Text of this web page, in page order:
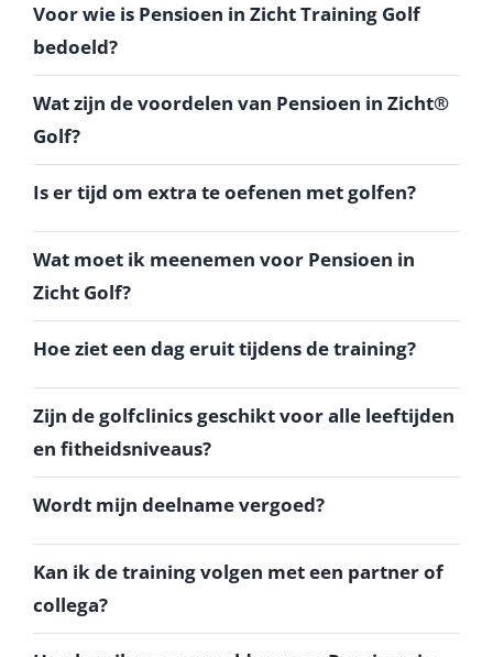
Voor wie is Pensioen in Zicht Training Golf
bedoeld?
Wat zijn de voordelen van Pensioen in Zicht®
Golf?
Is er tijd om extra te oefenen met golfen?
Wat moet ik meenemen voor Pensioen in
Zicht Golf?
Hoe ziet een dag eruit tijdens de training?
Zijn de golfclinics geschikt voor alle leeftijden
en fitheidsniveaus?
Wordt mijn deelname vergoed?
Kan ik de training volgen met een partner of
collega?